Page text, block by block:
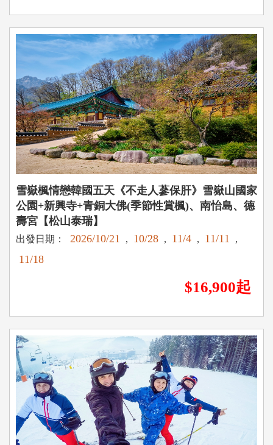
雪嶽楓情戀韓國五天《不走人蔘保肝》雪嶽山國家
公園+新興寺+青銅大佛(季節性賞楓)、南怡島、德
壽宮【松山泰瑞】
出發日期： 2026/10/21 , 10/28 , 11/4 , 11/11 ,
11/18
$16,900起